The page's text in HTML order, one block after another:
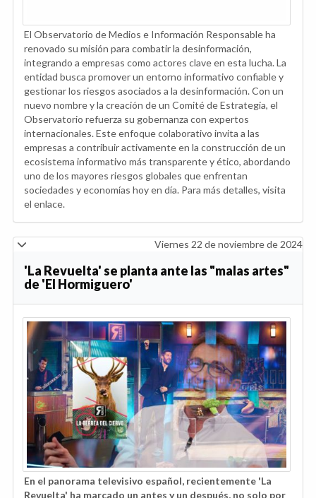
El Observatorio de Medios e Información Responsable ha
renovado su misión para combatir la desinformación,
integrando a empresas como actores clave en esta lucha. La
entidad busca promover un entorno informativo confiable y
gestionar los riesgos asociados a la desinformación. Con un
nuevo nombre y la creación de un Comité de Estrategia, el
Observatorio refuerza su gobernanza con expertos
internacionales. Este enfoque colaborativo invita a las
empresas a contribuir activamente en la construcción de un
ecosistema informativo más transparente y ético, abordando
uno de los mayores riesgos globales que enfrentan
sociedades y economías hoy en día. Para más detalles, visita
el enlace.
Viernes 22 de noviembre de 2024
'La Revuelta' se planta ante las "malas artes"
de 'El Hormiguero'
En el panorama televisivo español, recientemente 'La
Revuelta' ha marcado un antes y un después, no solo por